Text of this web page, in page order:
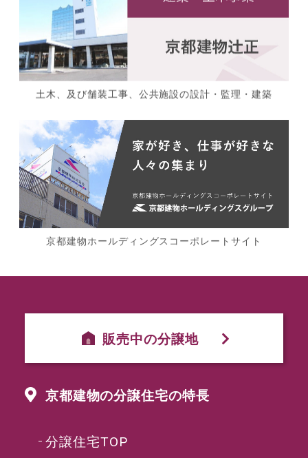
土木、及び舗装工事、公共施設の設計・監理・建築
京都建物ホールディングスコーポレートサイト
販売中の分譲地
京都建物の分譲住宅の特長
分譲住宅TOP